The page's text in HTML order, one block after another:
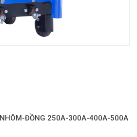
NHÔM-ĐỒNG 250A-300A-400A-500A